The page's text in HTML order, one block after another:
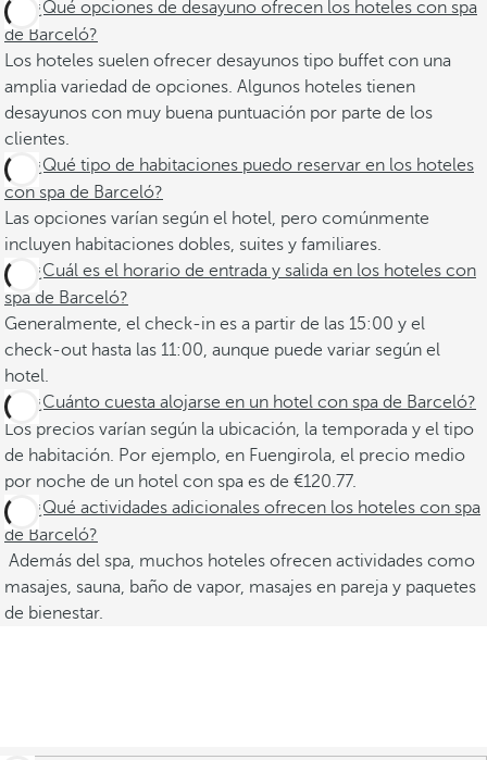
¿Qué opciones de desayuno ofrecen los hoteles con spa
de Barceló?
Los hoteles suelen ofrecer desayunos tipo buffet con una
amplia variedad de opciones. Algunos hoteles tienen
desayunos con muy buena puntuación por parte de los
clientes.
¿Qué tipo de habitaciones puedo reservar en los hoteles
con spa de Barceló?
Las opciones varían según el hotel, pero comúnmente
incluyen habitaciones dobles, suites y familiares. ​
¿Cuál es el horario de entrada y salida en los hoteles con
spa de Barceló?
Generalmente, el check-in es a partir de las 15:00 y el
check-out hasta las 11:00, aunque puede variar según el
hotel. ​
¿Cuánto cuesta alojarse en un hotel con spa de Barceló?
Los precios varían según la ubicación, la temporada y el tipo
de habitación. Por ejemplo, en Fuengirola, el precio medio
por noche de un hotel con spa es de €120.77.
¿Qué actividades adicionales ofrecen los hoteles con spa
de Barceló?
Además del spa, muchos hoteles ofrecen actividades como
masajes, sauna, baño de vapor, masajes en pareja y paquetes
de bienestar.